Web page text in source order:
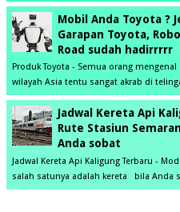
Mobil Anda Toyota ?
Garapan Toyota,
Road sudah hadirrrrr
Produk Toyota - Semua orang
wilayah Asia tentu sangat akrab di
Jadwal Kereta Api
Rute Stasiun
Anda sobat
Jadwal Kereta Api Kaligung Terbaru -
salah satunya adalah kereta bila Anda